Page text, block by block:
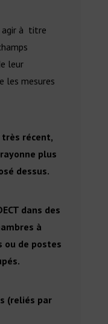
agir à titre
leur
les mesures
très récent,
plus
dessus.
dans des
à
ou de postes
(reliés par